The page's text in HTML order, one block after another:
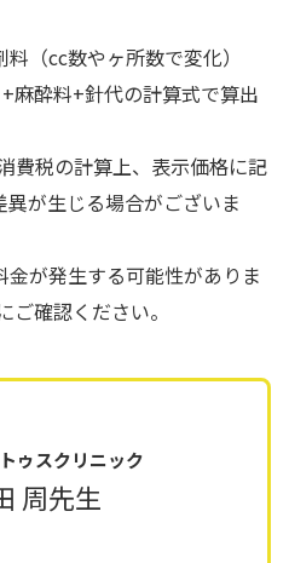
（cc数やヶ所数で変化）
麻酔料+針代の計算式で算出
費税の計算上、表示価格に記
が生じる場合がございま
が発生する可能性がありま
ご確認ください。
ゥスクリニック
周先生